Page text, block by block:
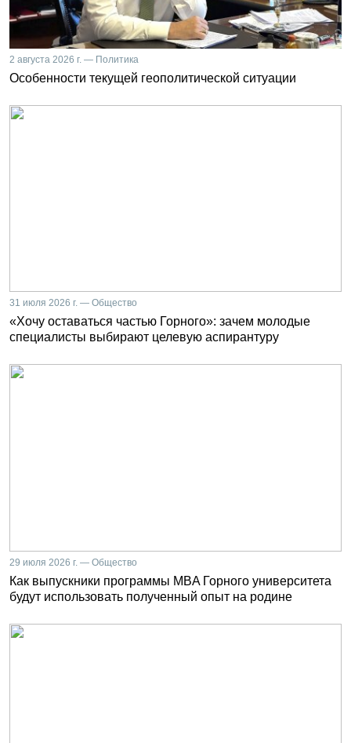
2 августа 2026 г. — Политика
Особенности текущей геополитической ситуации
31 июля 2026 г. — Общество
«Хочу оставаться частью Горного»: зачем молодые
специалисты выбирают целевую аспирантуру
29 июля 2026 г. — Общество
Как выпускники программы MBA Горного университета
будут использовать полученный опыт на родине